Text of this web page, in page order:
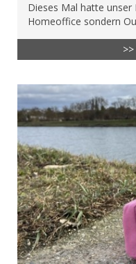
Dieses Mal hatte unser
Homeoffice sondern